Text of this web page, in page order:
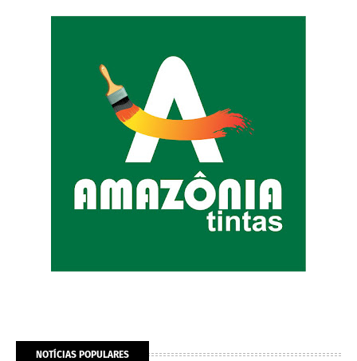
NOTÍCIAS POPULARES